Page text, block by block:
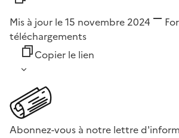
Mis à jour le 15 novembre 2024
téléchargements
Copier le lien
Abonnez-vous à notre lettre